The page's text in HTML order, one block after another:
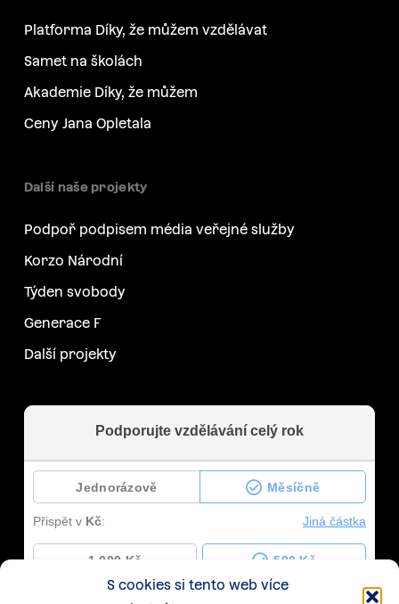
S cookies si tento web více
Platforma Díky, že můžem vzdělávat
Samet na školách
Akademie Díky, že můžem
Ceny Jana Opletala
Další naše projekty
Podpoř podpisem média veřejné služby
Korzo Národní
Týden svobody
Generace F
Další projekty